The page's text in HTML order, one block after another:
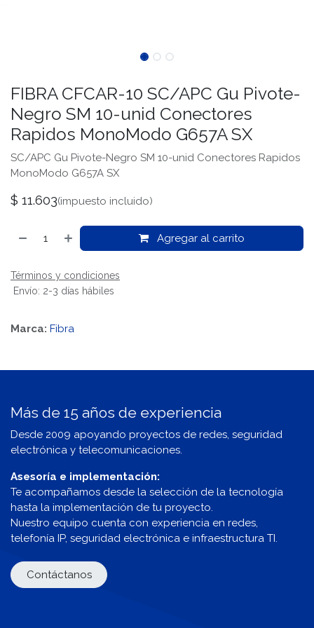
FIBRA CFCAR-10 SC/APC Gu Pivote-
Negro SM 10-unid Conectores
Rapidos MonoModo G657A SX
SC/APC Gu Pivote-Negro SM 10-unid Conectores Rapidos
MonoModo G657A SX
$ 11.603(impuesto incluido)
Agregar al carrito
Términos y condiciones
Envío: 2-3 días hábiles
Marca: Fibra
Más de 15 años de experiencia
Desde 2009 apoyando proyectos de redes, seguridad
electrónica y telecomunicaciones.
Asesoría e implementación:
Te acompañamos desde la selección de la tecnología
hasta la implementación de tu proyecto.
Nuestro equipo cuenta con experiencia en redes,
telefonía IP, seguridad electrónica e infraestructura TI.
Contáctanos